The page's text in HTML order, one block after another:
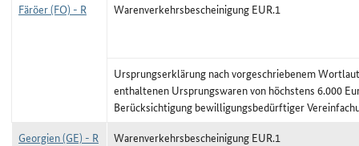
Färöer (FO) - R Warenverkehrsbescheinigung EUR.1
Ursprungserklärung nach vorgeschriebenem
enthaltenen Ursprungswaren von höchstens 6.000
Berücksichtigung bewilligungsbedürftiger
Georgien (GE) - R
Warenverkehrsbescheinigung EUR.1